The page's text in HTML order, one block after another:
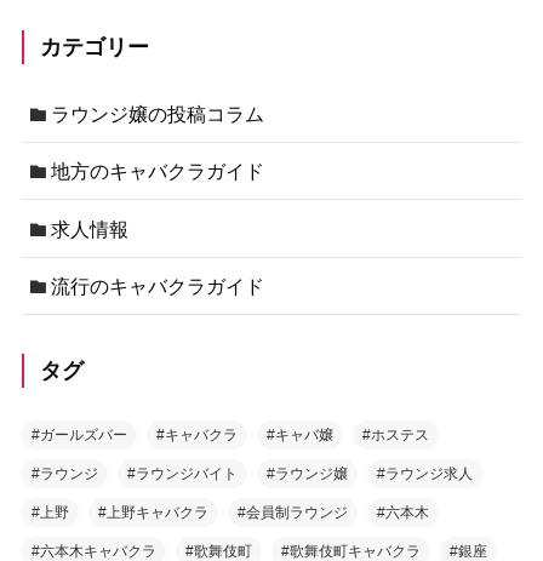
カテゴリー
ラウンジ嬢の投稿コラム
地方のキャバクラガイド
求人情報
流行のキャバクラガイド
タグ
#ガールズバー #キャバクラ #キャバ嬢 #ホステス
#ラウンジ #ラウンジバイト #ラウンジ嬢 #ラウンジ求人
#上野 #上野キャバクラ #会員制ラウンジ #六本木
#六本木キャバクラ #歌舞伎町 #歌舞伎町キャバクラ #銀座